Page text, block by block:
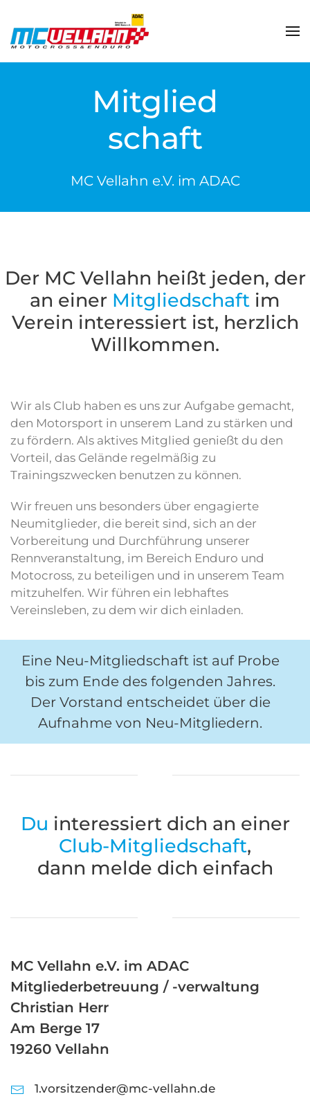
Zum Hauptinhalt springen
Mitglied
schaft
MC Vellahn e.V. im ADAC
Der MC Vellahn heißt jeden, der
an einer Mit­glied­schaft im
Verein interessiert ist, herzlich
Will­kommen.
Wir als Club haben es uns zur Aufgabe gemacht,
den Motorsport in unserem Land zu stärken und
zu fördern. Als aktives Mitglied genießt du den
Vorteil, das Gelände regelmäßig zu
Trainingszwecken benutzen zu können.
Wir freuen uns besonders über engagierte
Neumitglieder, die bereit sind, sich an der
Vorbereitung und Durchführung unserer
Rennveranstaltung, im Bereich Enduro und
Motocross, zu beteiligen und in unserem Team
mitzuhelfen. Wir führen ein lebhaftes
Vereinsleben, zu dem wir dich einladen.
Eine Neu-Mitgliedschaft ist auf Probe
bis zum Ende des folgenden Jahres.
Der Vorstand entscheidet über die
Aufnahme von Neu-Mitgliedern.
Du interessiert dich an einer
Club-Mit­glied­schaft,
dann melde dich einfach
MC Vellahn e.V. im ADAC
Mitgliederbetreuung / -verwaltung
Christian Herr
Am Berge 17
19260 Vellahn
1.vorsitzender@mc-vellahn.de